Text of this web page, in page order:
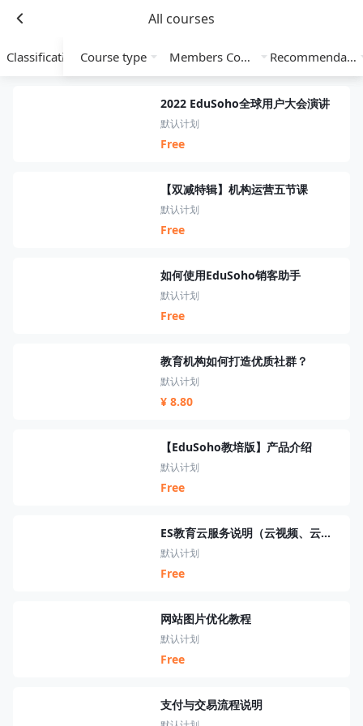
All courses
Classification Course type Members Course Recommendation
2022 EduSoho全球用户大会演讲
默认计划
Free
【双减特辑】机构运营五节课
默认计划
Free
如何使用EduSoho销客助手
默认计划
Free
教育机构如何打造优质社群？
默认计划
¥ 8.80
【EduSoho教培版】产品介绍
默认计划
Free
ES教育云服务说明（云视频、云短信、云资源、云搜索、云直播）
默认计划
Free
网站图片优化教程
默认计划
Free
支付与交易流程说明